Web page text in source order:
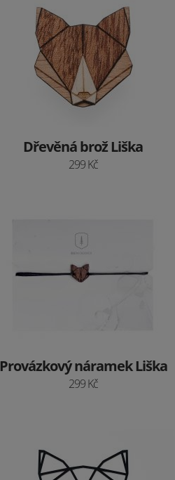
Dřevěná brož Liška
299 Kč
Provázkový náramek Liška
299 Kč